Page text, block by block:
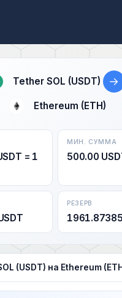
Tether SOL (USDT) →
Ethereum (ETH)
= 1
МИН. СУММА
500.00
РЕЗЕРВ
(USDT) на Ethereum